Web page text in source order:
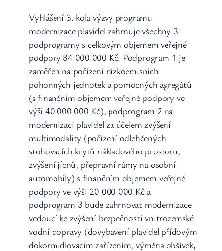
Vyhlášení 3. kola výzvy programu
modernizace plavidel zahrnuje všechny 3
podprogramy s celkovým objemem veřejné
podpory 84 000 000 Kč. Podprogram 1 je
zaměřen na pořízení nízkoemisních
pohonných jednotek a pomocných agregátů
(s finančním objemem veřejné podpory ve
výši 40 000 000 Kč), podprogram 2 na
modernizaci plavidel za účelem zvýšení
multimodality (pořízení odlehčených
stohovacích krytů nákladového prostoru,
zvýšení jícnů, přepravní rámy na osobní
automobily) s finančním objemem veřejné
podpory ve výši 20 000 000 Kč a
podprogram 3 bude zahrnovat modernizace
vedoucí ke zvýšení bezpečnosti vnitrozemské
vodní dopravy (dovybavení plavidel příďovým
dokormidlovacím zařízením, výměna obšívek,